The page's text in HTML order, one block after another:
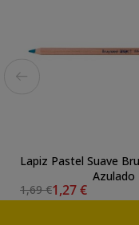
Lapiz Pastel Suave
Azulado
1,69 €1,27 €